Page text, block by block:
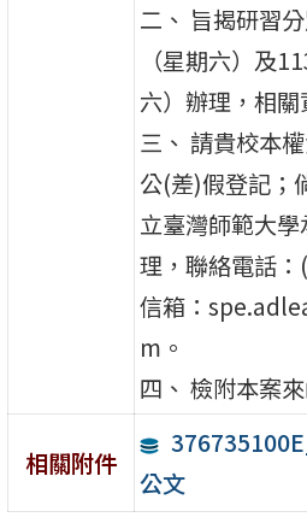
二、 旨揭研習
（星期六）及
六）辦理，相關
三、 請貴校本
公(差)假登記；
立臺灣師範大
理，聯絡電話
信箱：
m。
四、 檢附本案
相關附件
公文